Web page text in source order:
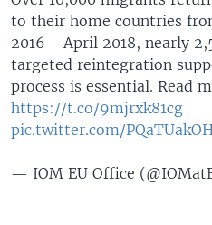
to their home countries
2016 - April 2018, nearly
targeted reintegration
process is essential. Read
https://t.co/9mjrxk81cg
pic.twitter.com/
— IOM EU Office